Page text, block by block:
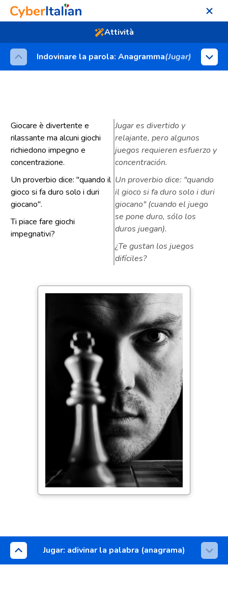
❤️
Attività
Indovinare la parola: Anagramma(Jugar)
Giocare è divertente e
rilassante ma alcuni giochi
richiedono impegno e
concentrazione.
Un proverbio dice: "quando il
gioco si fa duro solo i duri
giocano".
Ti piace fare giochi
impegnativi?
Jugar es divertido y
relajante, pero algunos
juegos requieren esfuerzo y
concentración.
Un proverbio dice: "quando
il gioco si fa duro solo i duri
giocano" (cuando el juego
se pone duro, sólo los
duros juegan).
¿Te gustan los juegos
difíciles?
Jugar: adivinar la palabra (anagrama)